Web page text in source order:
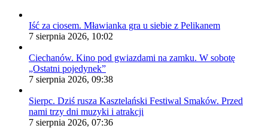
Iść za ciosem. Mławianka gra u siebie z Pelikanem
7 sierpnia 2026, 10:02
Ciechanów. Kino pod gwiazdami na zamku. W sobotę
„Ostatni pojedynek”
7 sierpnia 2026, 09:38
Sierpc. Dziś rusza Kasztelański Festiwal Smaków. Przed
nami trzy dni muzyki i atrakcji
7 sierpnia 2026, 07:36